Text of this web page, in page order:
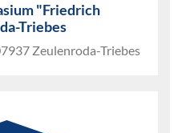
"Friedrich
Triebes
Zeulenroda-Triebes